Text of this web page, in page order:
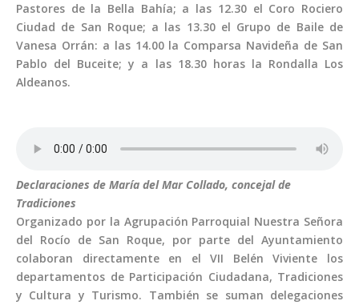
Pastores de la Bella Bahía; a las 12.30 el Coro Rociero
Ciudad de San Roque; a las 13.30 el Grupo de Baile de
Vanesa Orrán: a las 14.00 la Comparsa Navideña de San
Pablo del Buceite; y a las 18.30 horas la Rondalla Los
Aldeanos.
Declaraciones de María del Mar Collado, concejal de
Tradiciones
Organizado por la Agrupación Parroquial Nuestra Señora
del Rocío de San Roque, por parte del Ayuntamiento
colaboran directamente en el VII Belén Viviente los
departamentos de Participación Ciudadana, Tradiciones
y Cultura y Turismo. También se suman delegaciones